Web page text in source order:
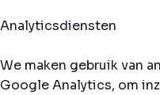
Analyticsdiensten
We maken gebruik van
Google Analytics, om